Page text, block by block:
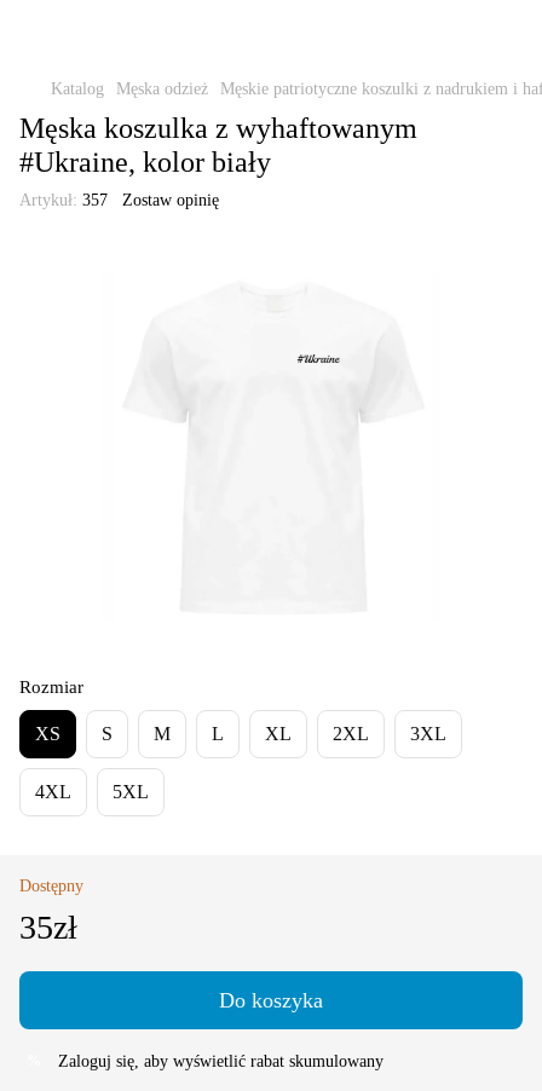
Katalog Męska odzież Męskie patriotyczne koszulki z nadrukiem i
Męska koszulka z wyhaftowanym
#Ukraine, kolor biały
Artykuł: 357 Zostaw opinię
Rozmiar
XS S M L XL 2XL 3XL
4XL 5XL
Dostępny
35zł
Do koszyka
Zaloguj się , aby wyświetlić rabat skumulowany